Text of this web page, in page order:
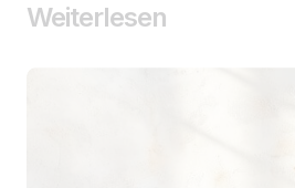
Weiterlesen